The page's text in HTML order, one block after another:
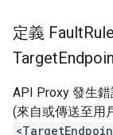
定義 Fault
Target
API Proxy 發生
(來自或傳送至用